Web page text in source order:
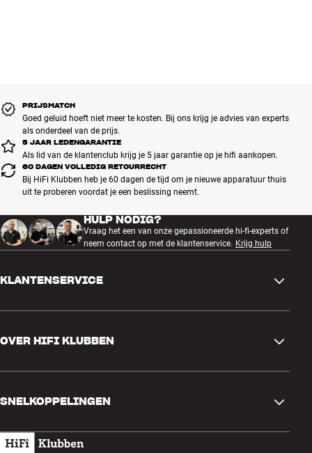
PRIJSMATCH
Goed geluid hoeft niet meer te kosten. Bij ons krijg je advies van experts
als onderdeel van de prijs.
5 JAAR LEDENGARANTIE
Als lid van de klantenclub krijg je 5 jaar garantie op je hifi aankopen.
60 DAGEN VOLLEDIG RETOURRECHT
Bij HiFi Klubben heb je 60 dagen de tijd om je nieuwe apparatuur thuis
uit te proberen voordat je een beslissing neemt.
HULP NODIG?
Vraag het een van onze gepassioneerde hi-fi-experts of
neem contact op met de klantenservice. Krijg hulp
KLANTENSERVICE
Vragen en antwoorden
Ruilen en retourneren
Bestelling herroepen
OVER HIFI KLUBBEN
Over ons
Klantenclub
SNELKOPPELINGEN
Cadeaubonnen